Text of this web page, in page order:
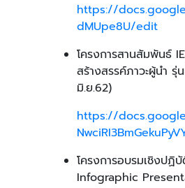
https://
dMUpe8U/edit
โครงการสานสัมพันธ์
สร้างสรรค์ภาวะผู้นำ
มิ.ย.62)
https://
โครงการอบรมเชิงปฏิ
Infographic